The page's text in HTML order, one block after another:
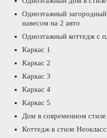
Одноэтажный
навесом на 2 авто
Одноэтажный коттедж с
Каркас 1
Каркас 2
Каркас 3
Каркас 4
Каркас 5
Дом в современном
Коттедж в стиле